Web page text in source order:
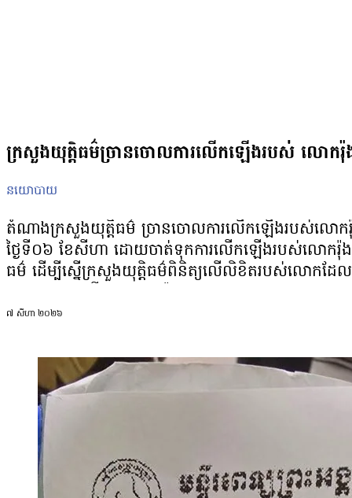
ក្រសួងយុត្តិធម៌ច្រានចោលការលើកឡើងរបស់ លោ
នយោបាយ
តំណាងក្រសួងយុត្តិធម៌ ច្រានចោលការលើកឡើងរបស់លោក
ថ្ងៃទី០៦ ខែសីហា ដោយចាត់ទុកការលើកឡើងរបស់លោ
ធម៌ ដើម្បី​ស្នើក្រសួងយុត្តិធម៌ពិនិត្យលើលិខិតរបស់លោកដែល
មន្ត្រីរដ្ឋបាលក្រសួងបដិសេធមិនទទួល។ សូមលោករដ្ឋមន្ត្
ធម៌ លោក ឯម ច័ន្ទមករា លើកឡើងថា ៖ «លិខិតស្នើសុំអន្
ចាត់ការដោយស្មើភាព ដូចលិខិត ឬពាក្យបណ្តឹងដទៃទៀត
ស្រាវជ្រាវហ្មត់ចត់ចប់សព្វគ្រប់ ដើម្បីធានាបាននូវភាព
ប្រក្រតីរបស់មន្រ្តីច្បាប់នៃក្រសួងយុត្តិធម៌»។ លោកកត់
រ៉ុង ឈុន យកលិខិតមកដាក់ជូនក្រសួងយុត្តិធម៌ ប៉ុន្តែត្រូវប
ស្នើឱ្យក្រុមរបស់លោក រ៉ុង ឈុន ប្តូរចេញនូវទម្លាប់ដែលមិ
ព័ត៌មាន»៕
៧ សីហា ២០២៦